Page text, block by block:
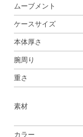
ムーブメント
ケースサイズ
本体厚さ
腕周り
重さ
素材
カラー